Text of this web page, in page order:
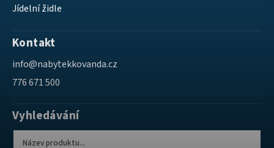
Jídelní židle
Kontakt
info@nabytekkovanda.cz
776 671 500
Vyhledávání